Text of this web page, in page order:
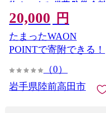
物 おつまみ 備蓄 防災 食料
長期保存 非常食 和尚印 】
RT860-12
20,000 円
たまったWAON
POINTで寄附できる！
（0）
岩手県陸前高田市